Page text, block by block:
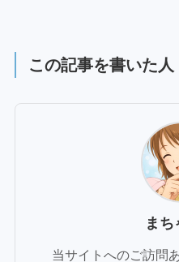
この記事を書いた人
まち
当サイトへのご訪問